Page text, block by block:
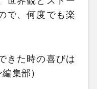
で、何度でも楽
きた時の喜びは
集部）